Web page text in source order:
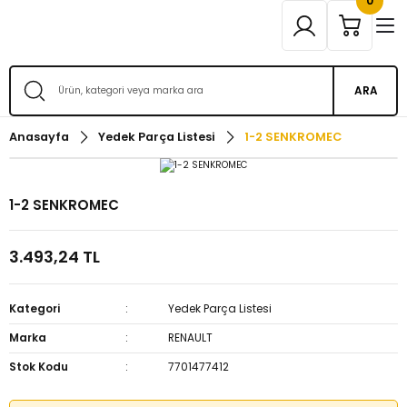
ARA
Anasayfa Yedek Parça Listesi 1-2 SENKROMEC
1-2 SENKROMEC
3.493,24 TL
Kategori
Yedek Parça Listesi
Marka
RENAULT
Stok Kodu
7701477412